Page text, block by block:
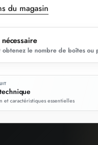
du magasin
obtenez le nombre de boîtes ou
et caractéristiques essentielles